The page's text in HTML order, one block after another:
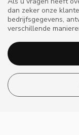
dan zeker onze
bedrijfsgegevens,
verschillende